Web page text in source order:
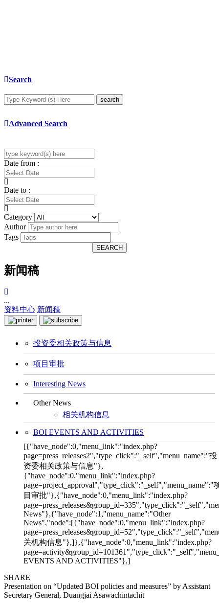
Search
search
Advanced Search
Date from :
Date to :
Category
Author
Tags
SEARCH
新闻稿
...
资料中心 新闻稿
投资委相关政策与信息
项目审批
Interesting News
Other News
相关机构信息
BOI EVENTS AND ACTIVITIES
[{"have_node":0,"menu_link":"index.php?
page=press_releases2","type_click":"_self","menu_name":"投
资委相关政策与信息"},
{"have_node":0,"menu_link":"index.php?
page=project_approval","type_click":"_self","menu_name":"
目审批"},{"have_node":0,"menu_link":"index.php?
News"},{"have_node":1,"menu_name":"Other
News","node":[{"have_node":0,"menu_link":"index.php?
关机构信息"},]},{"have_node":0,"menu_link":"index.php?
EVENTS AND ACTIVITIES"},]
SHARE
Presentation on “Updated BOI policies and measures” by Assistant
Secretary General, Duangjai Asawachintachit